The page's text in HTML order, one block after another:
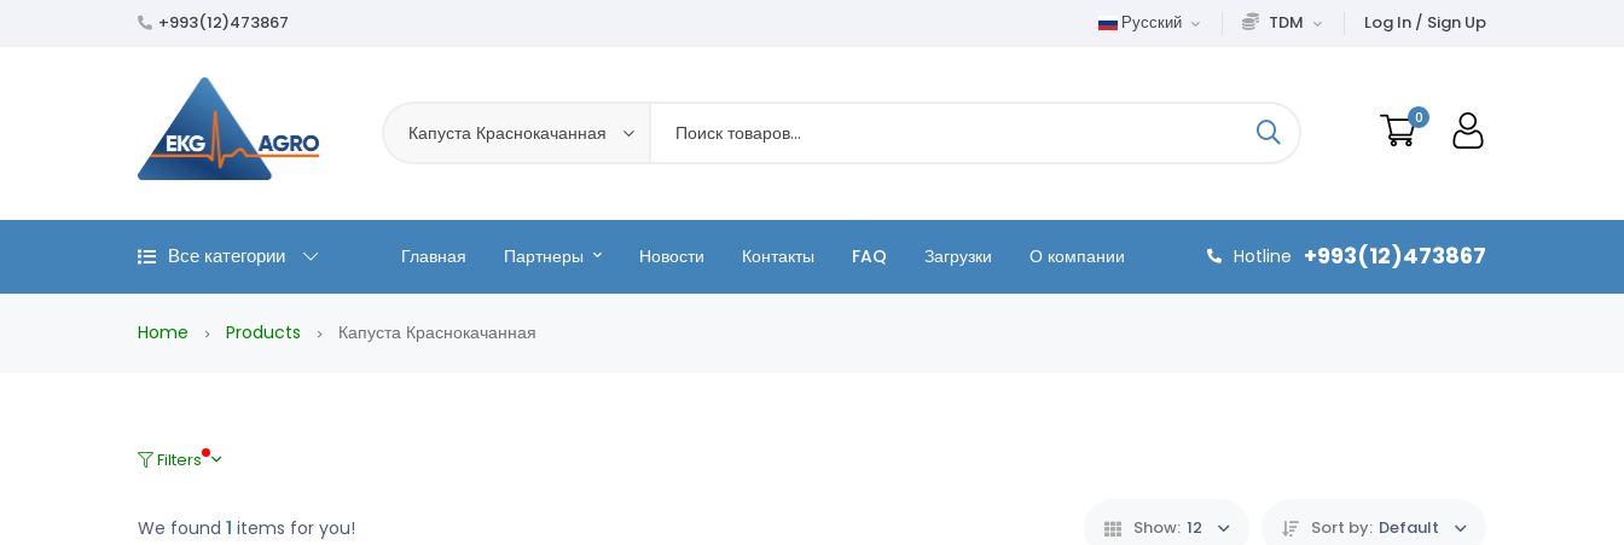
+993(12)473867 Русский TDM Log In / Sign Up
Капуста Краснокачанная
0
Все категории Главная Партнеры Новости Контакты FAQ Загрузки О компании Hotline +993(12)473867
Home Products Капуста Краснокачанная
Filters
We found 1 items for you! Show: 12 Sort by: Default